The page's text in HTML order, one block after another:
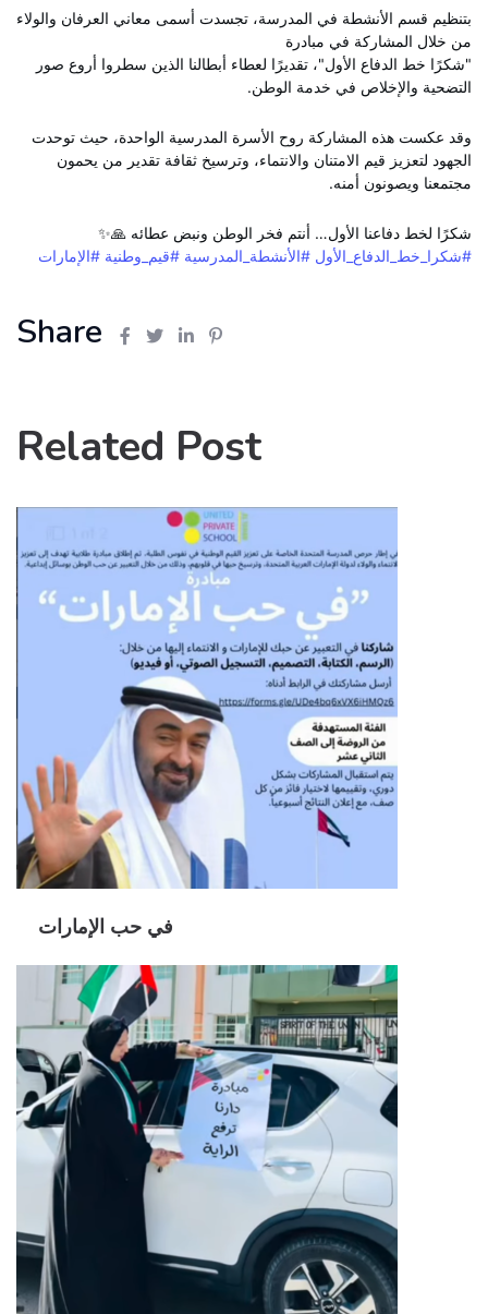
بتنظيم قسم الأنشطة في المدرسة، تجسدت أسمى معاني العرفان والولاء
من خلال المشاركة في مبادرة
"شكرًا خط الدفاع الأول"، تقديرًا لعطاء أبطالنا الذين سطروا أروع صور
التضحية والإخلاص في خدمة الوطن.
وقد عكست هذه المشاركة روح الأسرة المدرسية الواحدة، حيث توحدت
الجهود لتعزيز قيم الامتنان والانتماء، وترسيخ ثقافة تقدير من يحمون
مجتمعنا ويصونون أمنه.
شكرًا لخط دفاعنا الأول… أنتم فخر الوطن ونبض عطائه 🙏✨
#شكرا_خط_الدفاع_الأول #الأنشطة_المدرسية #قيم_وطنية #الإمارات
Share
Related Post
في حب الإمارات